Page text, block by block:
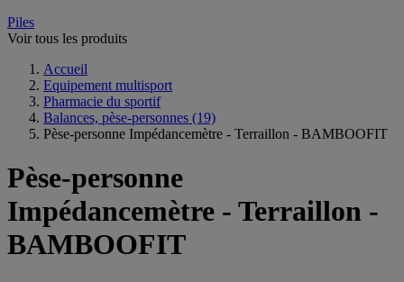
Piles
Voir tous les produits
Accueil
Equipement multisport
Pharmacie du sportif
Balances, pèse-personnes (19)
Pèse-personne Impédancemètre - Terraillon - BAMBOOFIT
Pèse-personne
Impédancemètre - Terraillon -
BAMBOOFIT